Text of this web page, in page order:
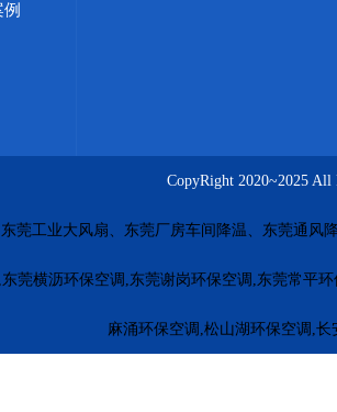
CopyRight 2020~2025
莞工业大风扇、东莞厂房车间降温、东莞通
莞横沥环保空调,东莞谢岗环保空调,东莞常平
麻涌环保空调,松山湖环保空调,